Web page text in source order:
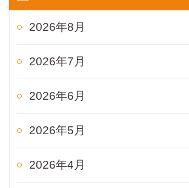
2026年8月
2026年7月
2026年6月
2026年5月
2026年4月